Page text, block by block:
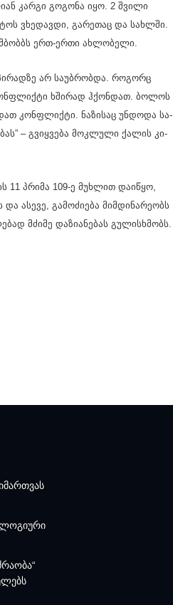
კარ­გი გო­გო­ნა იყო. 2 შვი­ლი
ვხე­დავ­დი, გა­რე­თაც და სახ­ლში.
ერთ-ერთი ახ­ლო­ბე­ლი.
არ სა­უბ­რობ­და. რო­გორც
ხში­რად ჰქონ­დათ. ბო­ლოს
კონ­ფლიქ­ტი. ნა­ზი­საც უნ­დო­და სა­
– გვიყ­ვე­ბა მოკ­ლუ­ლი ქა­ლის კი­
11 პრი­მა 109-ე მუხ­ლით და­ი­წყო,
ასე­ვე, გა­მო­ძი­ე­ბა მიმ­დი­ნა­რე­ობს
მძი­მე და­ზი­ა­ნე­ბას გუ­ლის­ხმობს.